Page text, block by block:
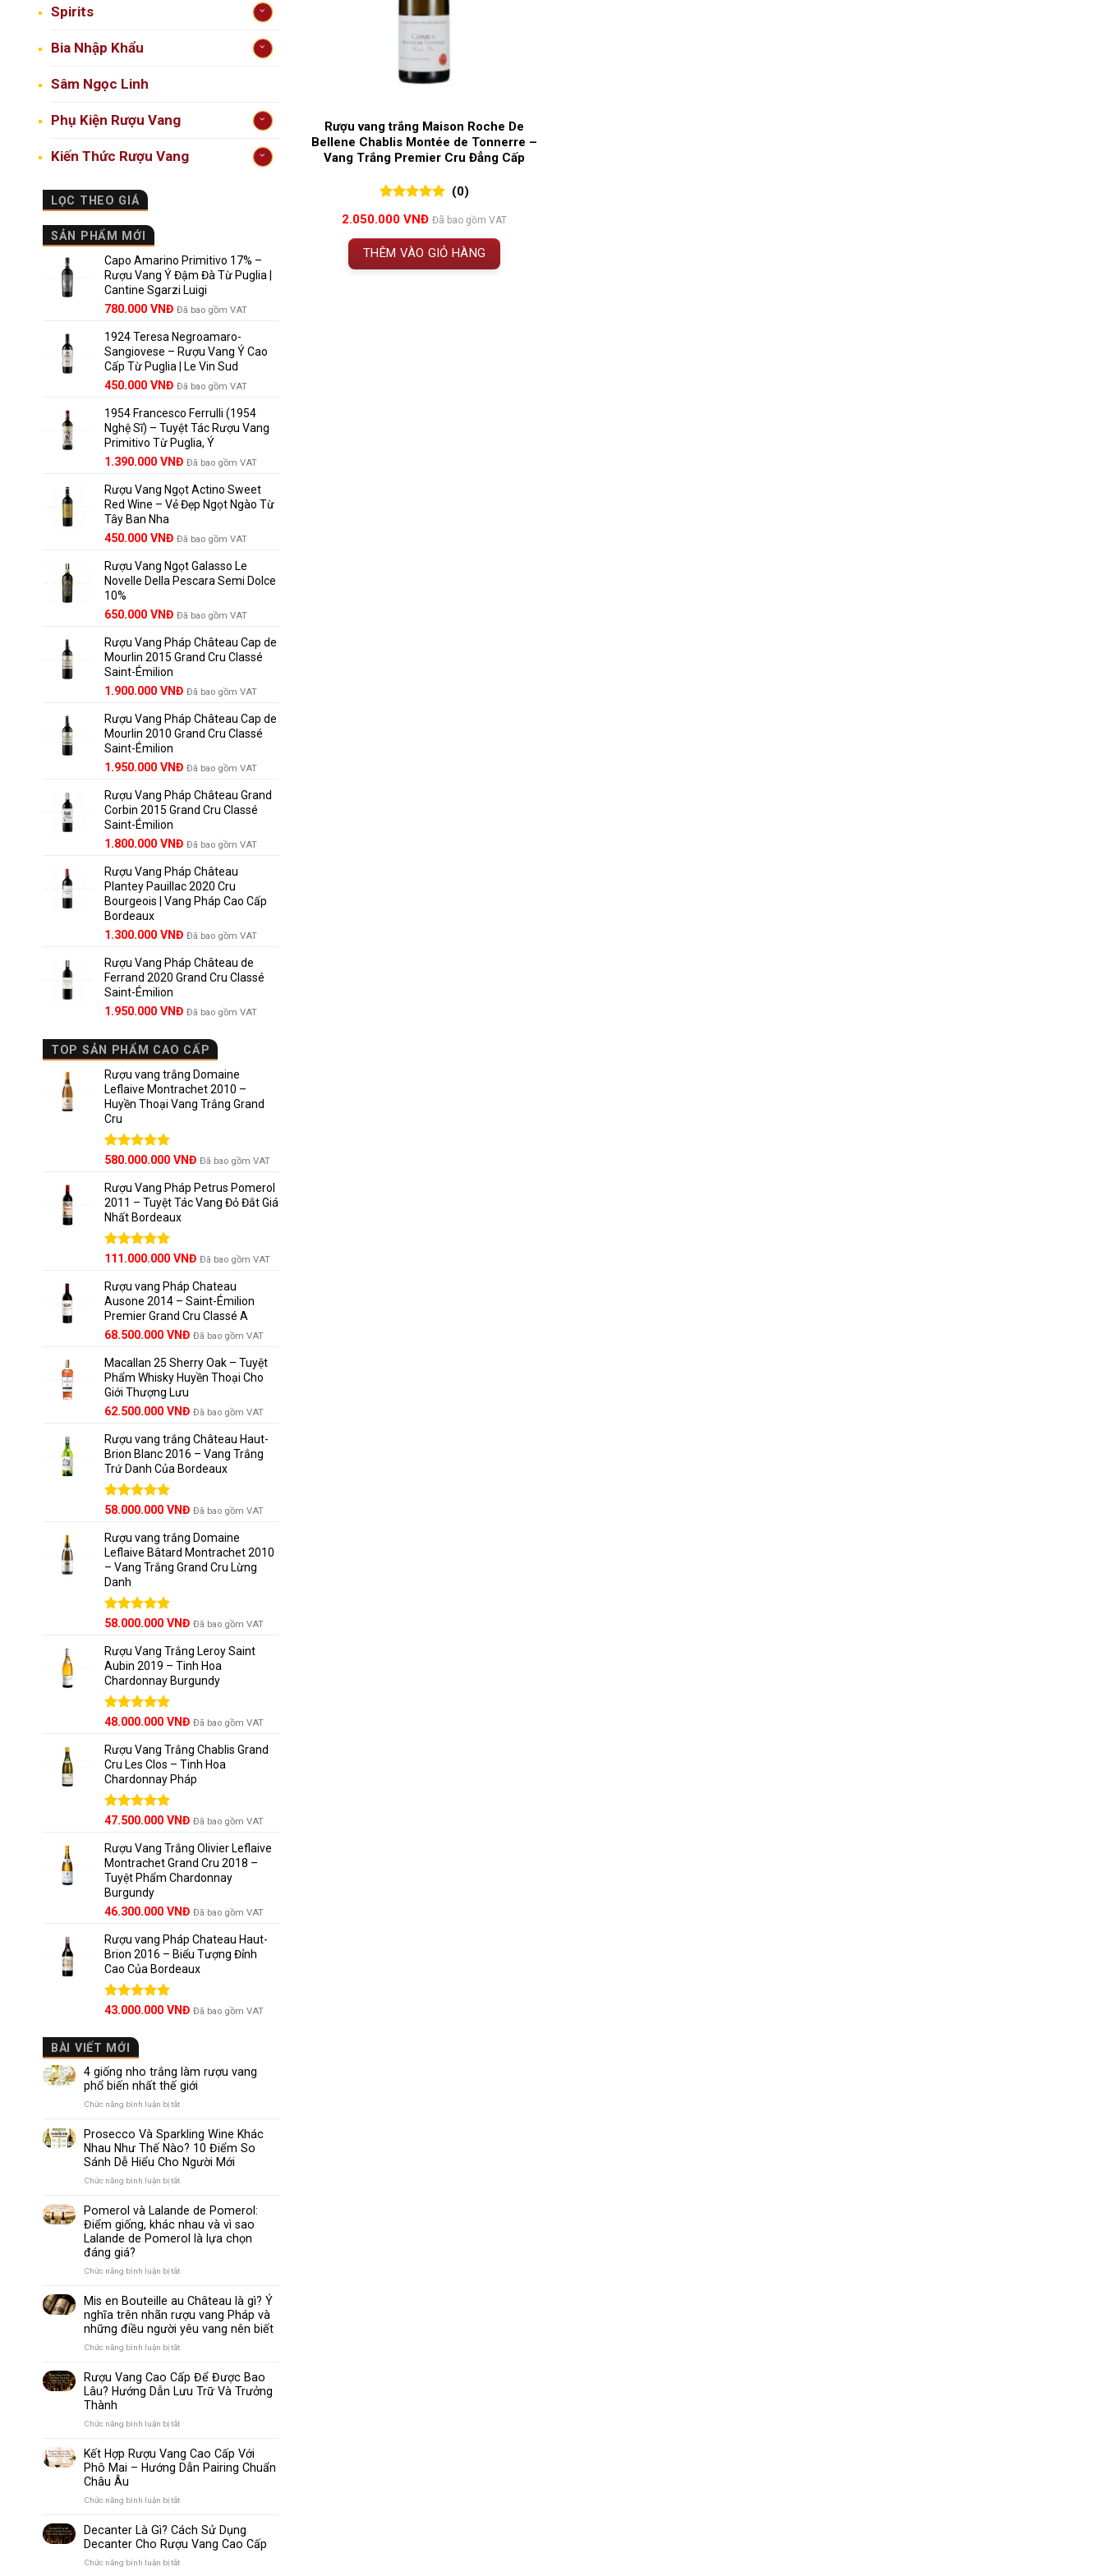
Spirits
Bia Nhập Khẩu
Sâm Ngọc Linh
Phụ Kiện Rượu Vang
Kiến Thức Rượu Vang
LỌC THEO GIÁ
SẢN PHẨM MỚI
Capo Amarino Primitivo 17% –
Rượu Vang Ý Đậm Đà Từ Puglia |
Cantine Sgarzi Luigi
Giá
là:
858.000 VNĐ.
780.000 VNĐGiá
tại
là:
780.000 VNĐ.
Đã bao gồm VAT
1924 Teresa Negroamaro-
Sangiovese – Rượu Vang Ý Cao
Cấp Từ Puglia | Le Vin Sud
Giá
là:
495.000 VNĐ.
450.000 VNĐGiá
tại
là:
450.000 VNĐ.
Đã bao gồm VAT
1954 Francesco Ferrulli (1954
Nghệ Sĩ) – Tuyệt Tác Rượu Vang
Primitivo Từ Puglia, Ý
Giá
là:
1.529.000 VNĐ.
1.390.000 VNĐGiá
tại
là:
Đã bao gồm VAT
Rượu Vang Ngọt Actino Sweet
Red Wine – Vẻ Đẹp Ngọt Ngào Từ
Tây Ban Nha
450.000 VNĐ Đã bao gồm VAT
Rượu Vang Ngọt Galasso Le
Novelle Della Pescara Semi Dolce
10%
650.000 VNĐ Đã bao gồm VAT
Rượu Vang Pháp Château Cap de
Mourlin 2015 Grand Cru Classé
Saint-Émilion
Giá
là:
2.800.000 VNĐ.
1.900.000 VNĐGiá
tại
là:
Đã bao gồm VAT
Rượu Vang Pháp Château Cap de
Mourlin 2010 Grand Cru Classé
Saint-Émilion
Giá
là:
2.950.000 VNĐ.
1.950.000 VNĐGiá
tại
là:
Đã bao gồm VAT
Rượu Vang Pháp Château Grand
Corbin 2015 Grand Cru Classé
Saint-Émilion
Giá
là:
2.500.000 VNĐ.
1.800.000 VNĐGiá
tại
là:
1.800.000 VNĐ.
Đã bao gồm VAT
Rượu Vang Pháp Château
Plantey Pauillac 2020 Cru
Bourgeois | Vang Pháp Cao Cấp
Bordeaux
Giá
là:
1.850.000 VNĐ.
1.300.000 VNĐGiá
tại
là:
Đã bao gồm VAT
Rượu Vang Pháp Château de
Ferrand 2020 Grand Cru Classé
Saint-Émilion
Giá
là:
2.800.000 VNĐ.
1.950.000 VNĐGiá
tại
là:
1.950.000 VNĐ.
Đã bao gồm VAT
TOP SẢN PHẨM CAO CẤP
Rượu vang trắng Domaine
Leflaive Montrachet 2010 –
Huyền Thoại Vang Trắng Grand
Cru
Được xếp
5 sao
580.000.000 VNĐ Đã bao gồm VAT
Rượu Vang Pháp Petrus Pomerol
2011 – Tuyệt Tác Vang Đỏ Đắt Giá
Nhất Bordeaux
Được xếp
5 sao
Giá
là:
125.000.000 VNĐ.
111.000.000 VNĐGiá
tại
là:
111.000.000 VNĐ.
Đã bao gồm VAT
Rượu vang Pháp Chateau
Ausone 2014 – Saint-Émilion
Premier Grand Cru Classé A
68.500.000 VNĐ Đã bao gồm VAT
Macallan 25 Sherry Oak – Tuyệt
Phẩm Whisky Huyền Thoại Cho
Giới Thượng Lưu
Giá
là:
65.000.000 VNĐ.
62.500.000 VNĐGiá
tại
là:
62.500.000 VNĐ.
Đã bao gồm VAT
Rượu vang trắng Château Haut-
Brion Blanc 2016 – Vang Trắng
Trứ Danh Của Bordeaux
Được xếp
5 sao
58.000.000 VNĐ Đã bao gồm VAT
Rượu vang trắng Domaine
Leflaive Bâtard Montrachet 2010
– Vang Trắng Grand Cru Lừng
Danh
Được xếp
5 sao
58.000.000 VNĐ Đã bao gồm VAT
Rượu Vang Trắng Leroy Saint
Aubin 2019 – Tinh Hoa
Chardonnay Burgundy
Được xếp
5 sao
48.000.000 VNĐ Đã bao gồm VAT
Rượu Vang Trắng Chablis Grand
Cru Les Clos – Tinh Hoa
Chardonnay Pháp
Được xếp
5 sao
47.500.000 VNĐ Đã bao gồm VAT
Rượu Vang Trắng Olivier Leflaive
Montrachet Grand Cru 2018 –
Tuyệt Phẩm Chardonnay
Burgundy
46.300.000 VNĐ Đã bao gồm VAT
Rượu vang Pháp Chateau Haut-
Brion 2016 – Biểu Tượng Đỉnh
Cao Của Bordeaux
Được xếp
5 sao
43.000.000 VNĐ Đã bao gồm VAT
BÀI VIẾT MỚI
4 giống nho trắng làm rượu vang
phổ biến nhất thế giới
Chức năng bình luận bị tắtở
giống
nho
trắng
làm
biến
nhất
thế
Prosecco Và Sparkling Wine Khác
Nhau Như Thế Nào? 10 Điểm So
Sánh Dễ Hiểu Cho Người Mới
Chức năng bình luận bị tắtở
Và
Sparkling
Wine
Khác
10
Điểm
So
Dễ
Cho
Người
Pomerol và Lalande de Pomerol:
Điểm giống, khác nhau và vì sao
Lalande de Pomerol là lựa chọn
đáng giá?
Chức năng bình luận bị tắtở
Lalande
de
Pomerol:
nhau
và
Pomerol
là
đáng
Mis en Bouteille au Château là gì? Ý
nghĩa trên nhãn rượu vang Pháp và
những điều người yêu vang nên biết
Chức năng bình luận bị tắtở
en
Bouteille
au
nghĩa
trên
và
những
người
Rượu Vang Cao Cấp Để Được Bao
Lâu? Hướng Dẫn Lưu Trữ Và Trưởng
Thành
Chức năng bình luận bị tắtở
Vang
Cao
Cấp
Hướng
Dẫn
Kết Hợp Rượu Vang Cao Cấp Với
Phô Mai – Hướng Dẫn Pairing Chuẩn
Châu Âu
Chức năng bình luận bị tắtở
Hợp
Rượu
Vang
Cao
Decanter Là Gì? Cách Sử Dụng
Decanter Cho Rượu Vang Cao Cấp
Chức năng bình luận bị tắtở
Rượu vang trắng Maison Roche De
Bellene Chablis Montée de Tonnerre –
Vang Trắng Premier Cru Đẳng Cấp
đánh giá
(0)
2.050.000VNĐ Đã bao gồm VAT
THÊM VÀO GIỎ HÀNG